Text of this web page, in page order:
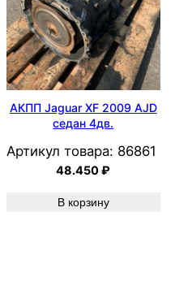
АКПП Jaguar XF 2009 AJD
седан 4дв.
Артикул товара: 86861
48.450₽
В корзину